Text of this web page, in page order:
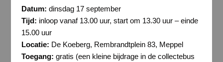
Datum: dinsdag 17 september
Tijd: inloop vanaf 13.00 uur, start om 13.30 uur – einde
15.00 uur
Locatie: De Koeberg, Rembrandtplein 83, Meppel
Toegang: gratis (een kleine bijdrage in de collectebus